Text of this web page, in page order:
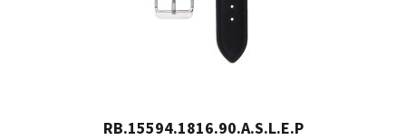
RB.15594.1816.90.A.S.L.E.P